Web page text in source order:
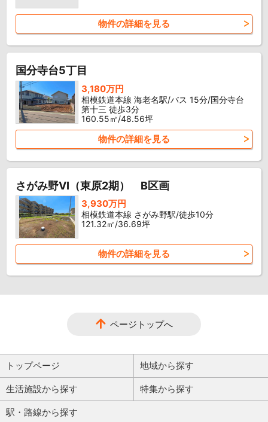
物件の詳細を見る
国分寺台5丁目
3,180万円
相模鉄道本線 海老名駅/バス 15分/国分寺台
第十三 徒歩3分
160.55㎡/48.56坪
物件の詳細を見る
さがみ野VI（東原2期） B区画
3,930万円
相模鉄道本線 さがみ野駅/徒歩10分
121.32㎡/36.69坪
物件の詳細を見る
ページトップへ
トップページ 地域から探す
生活施設から探す 特集から探す
駅・路線から探す